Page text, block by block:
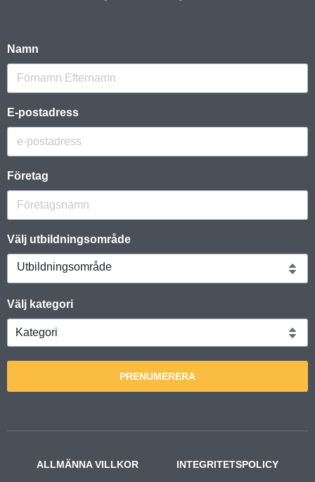
Namn
E-postadress
Företag
Välj utbildningsområde
Utbildningsområde
Välj kategori
PRENUMERERA
ALLMÄNNA VILLKOR INTEGRITETSPOLICY